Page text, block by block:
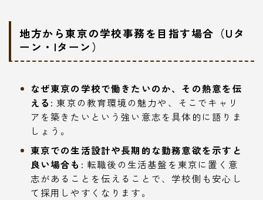
地方から東京の学校事務を目指す場合（Uタ
ーン・Iターン）
なぜ東京の学校で働きたいのか、その熱意を伝
える: 東京の教育環境の魅力や、そこでキャリ
アを築きたいという強い意志を具体的に語りま
しょう。
東京での生活設計や長期的な勤務意欲を示すと
良い場合も: 転職後の生活基盤を東京に置く意
志があることを伝えることで、学校側も安心し
て採用しやすくなります。